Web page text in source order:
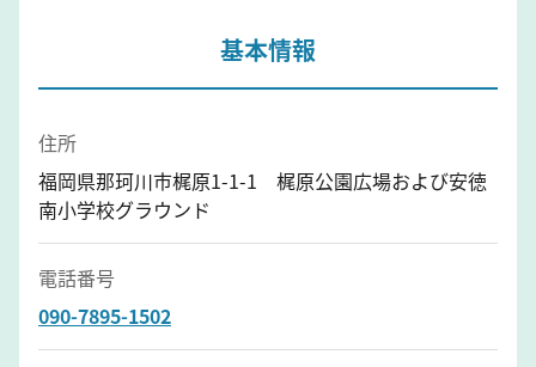
基本情報
住所
福岡県那珂川市梶原1-1-1 梶原公園広場および安徳
南小学校グラウンド
電話番号
090-7895-1502